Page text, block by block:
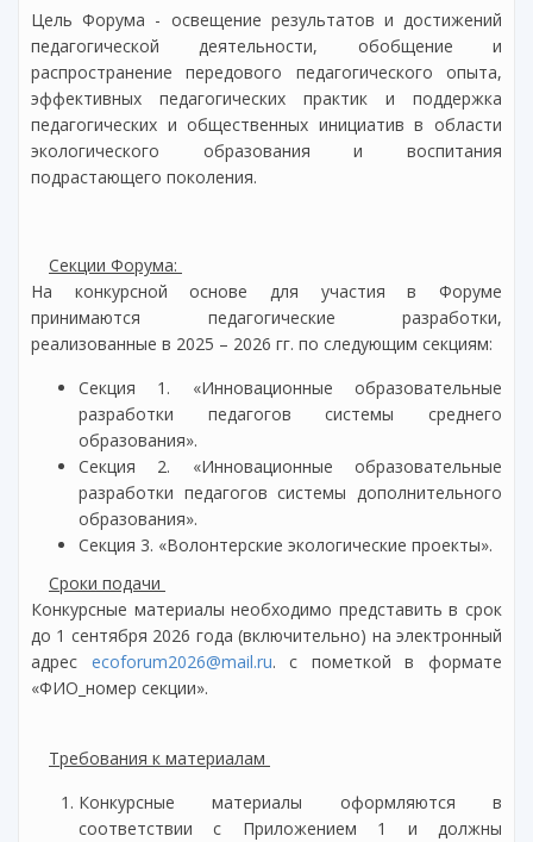
Цель Форума - освещение результатов и достижений
педагогической деятельности, обобщение и
распространение передового педагогического опыта,
эффективных педагогических практик и поддержка
педагогических и общественных инициатив в области
экологического образования и воспитания
подрастающего поколения.
Секции Форума:
На конкурсной основе для участия в Форуме
принимаются педагогические разработки,
реализованные в 2025 – 2026 гг. по следующим секциям:
Секция 1. «Инновационные образовательные
разработки педагогов системы среднего
образования».
Секция 2. «Инновационные образовательные
разработки педагогов системы дополнительного
образования».
Секция 3. «Волонтерские экологические проекты».
Сроки подачи
Конкурсные материалы необходимо представить в срок
до 1 сентября 2026 года (включительно) на электронный
адрес ecoforum2026@mail.ru. с пометкой в формате
«ФИО_номер секции».
Требования к материалам
Конкурсные материалы оформляются в
соответствии с Приложением 1 и должны